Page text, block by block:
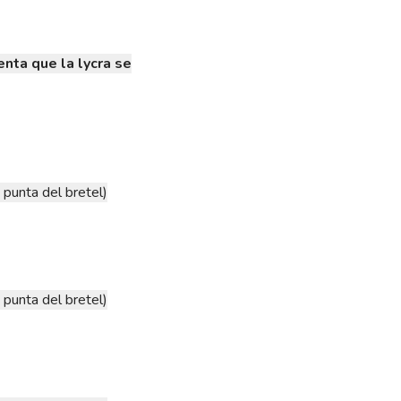
que la lycra se
del bretel)
del bretel)